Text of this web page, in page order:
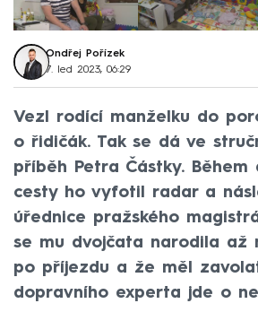
Ondřej Pořízek
7. led 2023, 06:29
Vezl rodící manželku do
o řidičák. Tak se dá ve
příběh Petra Částky. Během
cesty ho vyfotil radar a
úřednice pražského
se mu dvojčata narodila až
po příjezdu a že měl
dopravního experta jde o